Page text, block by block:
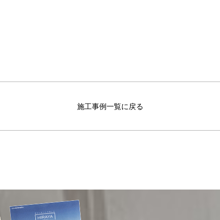
施工事例一覧に戻る